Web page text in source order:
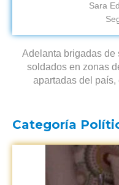
Sara
Adelanta brigadas de
soldados en zonas
apartadas del país,
Categoría